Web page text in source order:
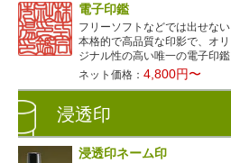
電子印鑑
フリーソフトなどでは出せない
本格的で高品質な印影で、オリ
ジナル性の高い唯一の電子印鑑
ネット価格：4,800円〜
浸透印
浸透印ネーム印